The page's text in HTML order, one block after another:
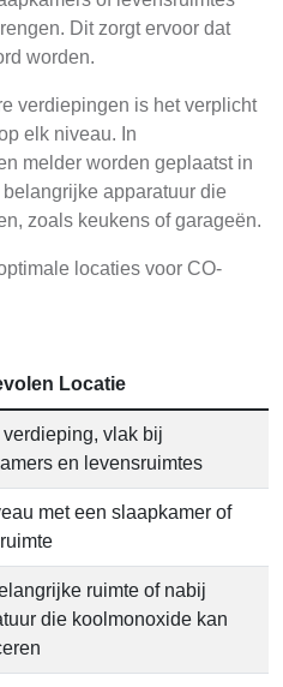
Dit zorgt ervoor dat
worden.
verdiepingen is het verplicht
elk niveau. In
melder worden geplaatst in
apparatuur die
zoals keukens of garageën.
locaties voor CO-
Locatie
verdieping, vlak bij
en levensruimtes
met een slaapkamer of
ruimte of nabij
die koolmonoxide kan